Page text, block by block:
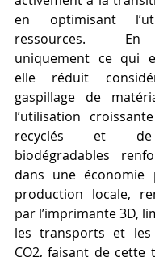
en optimisant
ressources. En
uniquement ce qui
elle réduit
gaspillage de
l’utilisation
recyclés et de
biodégradables
dans une économie
production locale,
par l’imprimante 3D,
les transports et les
CO2, faisant de cette